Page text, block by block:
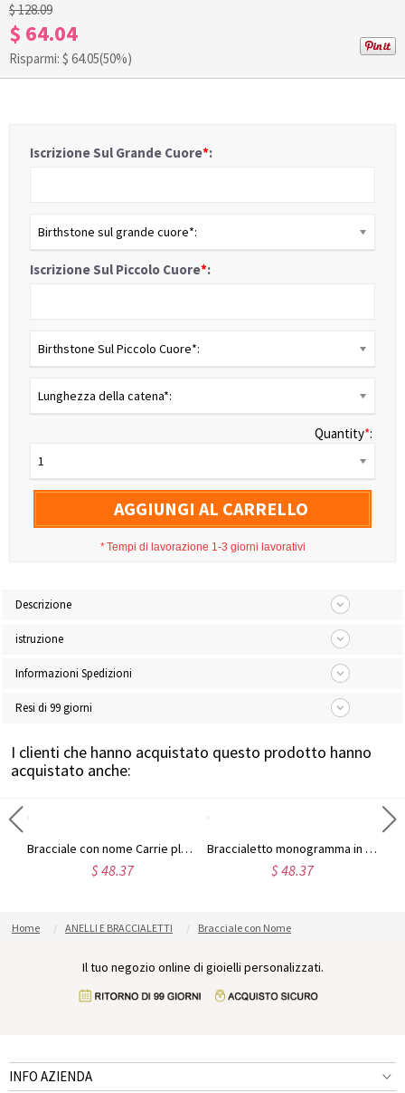
$ 128.09
$ 64.04
Risparmi: $ 64.05(50%)
Iscrizione Sul Grande Cuore*:
Birthstone sul grande cuore*:
Iscrizione Sul Piccolo Cuore*:
Birthstone Sul Piccolo Cuore*:
Lunghezza della catena*:
Quantity*:
1
AGGIUNGI AL CARRELLO
*Tempi di lavorazione 1-3 giorni lavorativi
Descrizione
istruzione
Informazioni Spedizioni
Resi di 99 giorni
I clienti che hanno acquistato questo prodotto hanno
acquistato anche:
Bracciale con nome Carrie placcato oro 18k a doppio scopo
$ 48.37
Braccialetto monogramma in argento sterling personalizzato per lui/lei
$ 48.37
Home ANELLI E BRACCIALETTI Bracciale con Nome
Il tuo negozio online di gioielli personalizzati.
INFO AZIENDA